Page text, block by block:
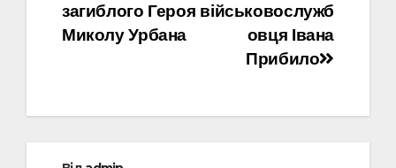
військовослужб
овця Івана
Прибило
загиблого Героя
Миколу Урбана